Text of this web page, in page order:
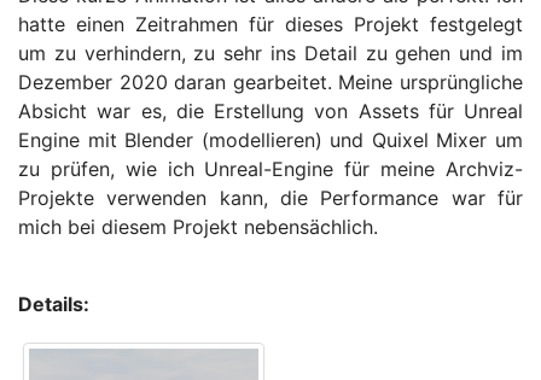
hatte einen Zeitrahmen für dieses Projekt festgelegt
um zu verhindern, zu sehr ins Detail zu gehen und im
Dezember 2020 daran gearbeitet. Meine ursprüngliche
Absicht war es, die Erstellung von Assets für Unreal
Engine mit Blender (modellieren) und Quixel Mixer um
zu prüfen, wie ich Unreal-Engine für meine Archviz-
Projekte verwenden kann, die Performance war für
mich bei diesem Projekt nebensächlich.
Details: